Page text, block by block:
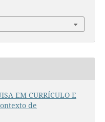
EM CURRÍCULO E
de